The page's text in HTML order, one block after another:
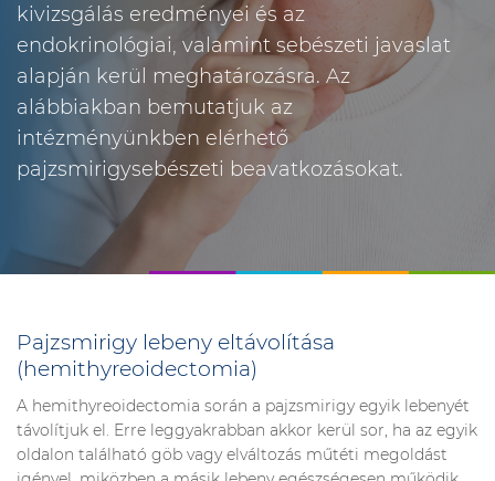
kivizsgálás eredményei és az
endokrinológiai, valamint sebészeti javaslat
alapján kerül meghatározásra. Az
alábbiakban bemutatjuk az
intézményünkben elérhető
pajzsmirigysebészeti beavatkozásokat.
Pajzsmirigy lebeny eltávolítása
(hemithyreoidectomia)
A hemithyreoidectomia során a pajzsmirigy egyik lebenyét
távolítjuk el. Erre leggyakrabban akkor kerül sor, ha az egyik
oldalon található göb vagy elváltozás műtéti megoldást